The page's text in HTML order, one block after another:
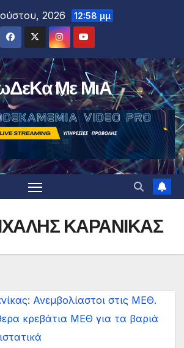
2026 12:58 μμ
Με ΜιΑ
ΚΑΡΑΝΙΚΑΣ